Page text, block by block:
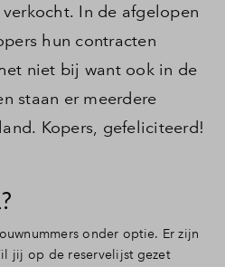
verkocht. In de afgelopen
hun contracten
niet bij want ook in de
staan er meerdere
Kopers, gefeliciteerd!
onder optie. Er zijn
jij op de reservelijst gezet